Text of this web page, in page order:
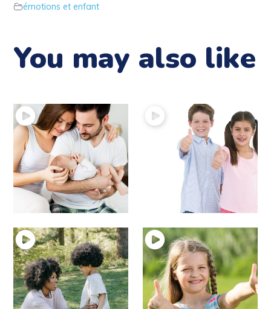
émotions et enfant
You may also like
17 – Le rôle des
parents
émotions et enfant
16 – Parlons des
émotions et enfant
15 – La reformulation
14 – “Les confiances”